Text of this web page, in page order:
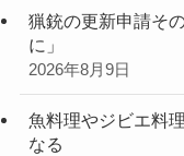
猟銃の更新申請そ
に」
2026年8月9日
魚料理やジビエ料
なる